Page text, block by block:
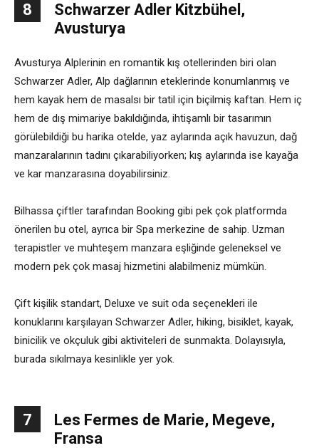
8
Schwarzer Adler Kitzbühel,
Avusturya
Avusturya Alplerinin en romantik kış otellerinden biri olan
Schwarzer Adler, Alp dağlarının eteklerinde konumlanmış ve
hem kayak hem de masalsı bir tatil için biçilmiş kaftan. Hem iç
hem de dış mimariye bakıldığında, ihtişamlı bir tasarımın
görülebildiği bu harika otelde, yaz aylarında açık havuzun, dağ
manzaralarının tadını çıkarabiliyorken; kış aylarında ise kayağa
ve kar manzarasına doyabilirsiniz.
Bilhassa çiftler tarafından Booking gibi pek çok platformda
önerilen bu otel, ayrıca bir Spa merkezine de sahip. Uzman
terapistler ve muhteşem manzara eşliğinde geleneksel ve
modern pek çok masaj hizmetini alabilmeniz mümkün.
Çift kişilik standart, Deluxe ve suit oda seçenekleri ile
konuklarını karşılayan Schwarzer Adler, hiking, bisiklet, kayak,
binicilik ve okçuluk gibi aktiviteleri de sunmakta. Dolayısıyla,
burada sıkılmaya kesinlikle yer yok.
7
Les Fermes de Marie, Megeve,
Fransa